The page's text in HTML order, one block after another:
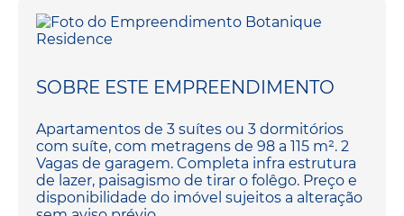
SOBRE ESTE EMPREENDIMENTO
Apartamentos de 3 suítes ou 3 dormitórios
com suíte, com metragens de 98 a 115 m². 2
Vagas de garagem. Completa infra estrutura
de lazer, paisagismo de tirar o folêgo. Preço e
disponibilidade do imóvel sujeitos a alteração